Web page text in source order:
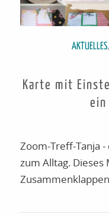
AKTUELLES,
Karte mit
ein
Zoom-Treff-Tanja
zum Alltag. Dieses